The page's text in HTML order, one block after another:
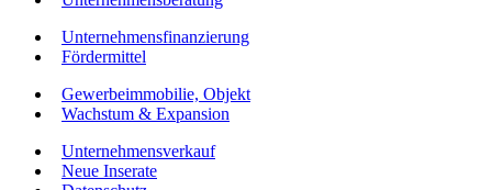
Unternehmensfinanzierung
Fördermittel
Gewerbeimmobilie, Objekt
Wachstum & Expansion
Unternehmensverkauf
Neue Inserate